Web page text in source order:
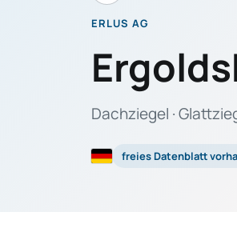
ERLUS AG
Dachziegel ·
freies Datenblatt